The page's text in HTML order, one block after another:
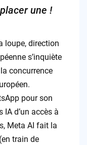
une !
loupe, direction
s’inquiète
concurrence
pour son
d’un accès à
Meta AI fait la
train de